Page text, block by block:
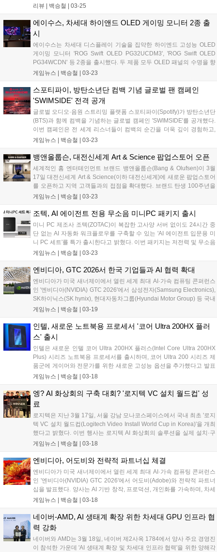
번 바이퍼 V4 프로는 출시 전부터 페이커 선수가 직접 테스트하
e스포츠 프로용 게이밍 마우스라고 할 수 있겠다....
리뷰 | 백승철 03-25
에이수스, 차세대 하이앤드 OLED 게이밍 모니터 2종 출
시
에이수스는 차세대 디스플레이 기술을 집약한 하이엔드 고성능 OLED
게이밍 모니터 'ROG Swift OLED PG32UCDM3', 'ROG Swift OLED
PG34WCDN' 등 2종을 출시했다. 두 제품 모두 OLED 패널의 수명을 향
상시키는 에이수스 OLED Care Pro가 적용돼 장시간 작업이나 게임 플
용자의 위치를 감지해 자리를 비울 경우 자동으로 화면을 블랙으로 전환
하여 번인을 예방하는 Neo Proximity Sensor가 탑재되어 패널의 수명을
게임뉴스 | 백승철 03-23
스포티파이, 방탄소년단 컴백 기념 글로벌 팬 캠페인
'SWIMSIDE' 전격 공개
글로벌 오디오·음원 스트리밍 플랫폼 스포티파이(Spotify)가 방탄소년단
(BTS)과 함께 컴백을 기념하는 글로벌 캠페인 'SWIMSIDE'를 공개했다.
이번 캠페인은 전 세계 리스너들이 컴백의 순간을 더욱 깊이 경험하고,
아티스트와의 연결을 확장할 수 있도록 기획됐다. SWIMSIDE 캠페인은
가치에 기반한다. 스포티파이 인앱(in-app) 경험부터 전 세계 주요 도시
에서 펼쳐지는 오프라인 이벤트에 이르기까지, 방탄소년단의 음악과 서
사를 각기 다른 방식으로 몰입해 즐길 수 있도록 구성됐다....
게임뉴스 | 백승철 03-23
뱅앤올룹슨, 대전신세계 Art & Science 팝업스토어 오픈
세계적인 홈 엔터테인먼트 브랜드 뱅앤올룹슨(Bang & Olufsen)이 3월
17일 대전신세계 Art & Science(이하 대전신세계)에 새로운 팝업스토어
를 오픈하고 지역 고객들과의 접점을 확대했다. 브랜드 탄생 100주년을
기념하는 특별한 비주얼 머천다이징(VM)으로 꾸며진 이번 팝업스토어
사운드와 미학적 가치를 일상 속에서 보다 가까이 경험할 수 있는 공간
으로 운영한다. 브랜드의 아이코닉한 디자인과 압도적인 몰입감을 자랑
하는 사운드 시스템을 직접 체험하며, 프리미엄 오디오가 제안하는 새로
운 라이프스타일을 만나볼 수 있다....
게임뉴스 | 백승철 03-23
조텍, AI 에이전트 전용 무소음 미니PC 패키지 출시
미니 PC 제조사 조텍(ZOTAC)이 복잡한 고사양 서버 없이도 24시간 중
단 없는 AI 자동화 워크플로우를 구축할 수 있는 'AI 에이전트 입문용 미
니 PC 세트'를 특가 출시한다고 밝혔다. 이번 패키지는 저전력 및 무소음
설계의 스테디셀러 'ZBOX CI343 Edge'을 주축으로, 고대역폭 DDR5
에이전트 구동 환경을 제공한다....
게임뉴스 | 백승철 03-23
엔비디아, GTC 2026서 한국 기업들과 AI 협력 확대
엔비디아가 미국 새너제이에서 열린 세계 최대 AI·가속 컴퓨팅 콘퍼런스
인 '엔비디아(NVIDIA) GTC 2026'에서 삼성전자(Samsung Electronics),
SK하이닉스(SK hynix), 현대자동차그룹(Hyundai Motor Group) 등 국내
주요 기업들과의 다양한 협력 사례를 공개했다. 이번 행사에서는 AI 인프
기술에 이르기까지 엔비디아가 국내 기업들과 함께 추진하고 있는 주요
기술 협력 사례를 소개했다....
게임뉴스 | 백승철 03-19
인텔, 새로운 노트북용 프로세서 '코어 Ultra 200HX 플러
스' 출시
인텔은 새로운 인텔 코어 Ultra 200HX 플러스(Intel Core Ultra 200HX
Plus) 시리즈 노트북용 프로세서를 출시하며, 코어 Ultra 200 시리즈 제
품군에 게이머와 전문가를 위한 새로운 고성능 옵션을 추가했다고 발표
했다. 고성능 게이밍, 스트리밍, 콘텐츠 제작 및 워크스테이션 환경에 최
290HX 플러스' 및 '인텔 코어 Ultra 7 270HX 플러스' 등 두 가지 신규 프
로세서를 포함한다. 이 신규 프로세서들은 아키텍처 개선과 더불어, 일
변환 계층 최적화 기능인 '인텔 바이너리 최적화 툴(Intel Binary
Optimization Tool)'을 지원한다....
게임뉴스 | 백승철 03-18
엥? AI 화상회의 구축 대회? '로지텍 VC 설치 월드컵' 성
료
로지텍은 지난 3월 17일, 서울 강남 모나코스페이스에서 국내 최초 '로지
텍 VC 설치 월드컵(Logitech Video Install World Cup in Korea)'을 개최
했다고 밝혔다. 이번 행사는 로지텍 AI 화상회의 솔루션을 실제 설치·구
축하는 역량을 겨루는 국내 파트너 챔피언십이다. '로지텍 VC 설치 월드
펜하겐을 거쳐 ISE 2025 바르셀로나에서 유럽 및 글로벌 파트너가 참여
하는 대회로 확대됐다....
게임뉴스 | 백승철 03-18
엔비디아, 어도비와 전략적 파트너십 체결
엔비디아가 미국 새너제이에서 열린 세계 최대 AI·가속 컴퓨팅 콘퍼런스
인 '엔비디아(NVIDIA) GTC 2026'에서 어도비(Adobe)와 전략적 파트너
십을 발표했다. 양사는 AI 기반 창작, 프로덕션, 개인화를 가속하며, 차세
대 어도비 파이어플라이(Firefly) 파운데이션 모델과 에이전틱 워크플로
게임뉴스 | 백승철 03-18
네이버-AMD, AI 생태계 확장 위한 차세대 GPU 인프라 협
력 강화
네이버와 AMD는 3월 18일, 네이버 제2사옥 1784에서 양사 주요 경영진
이 참석한 가운데 'AI 생태계 확장 및 차세대 인프라 협력'을 위한 양해각